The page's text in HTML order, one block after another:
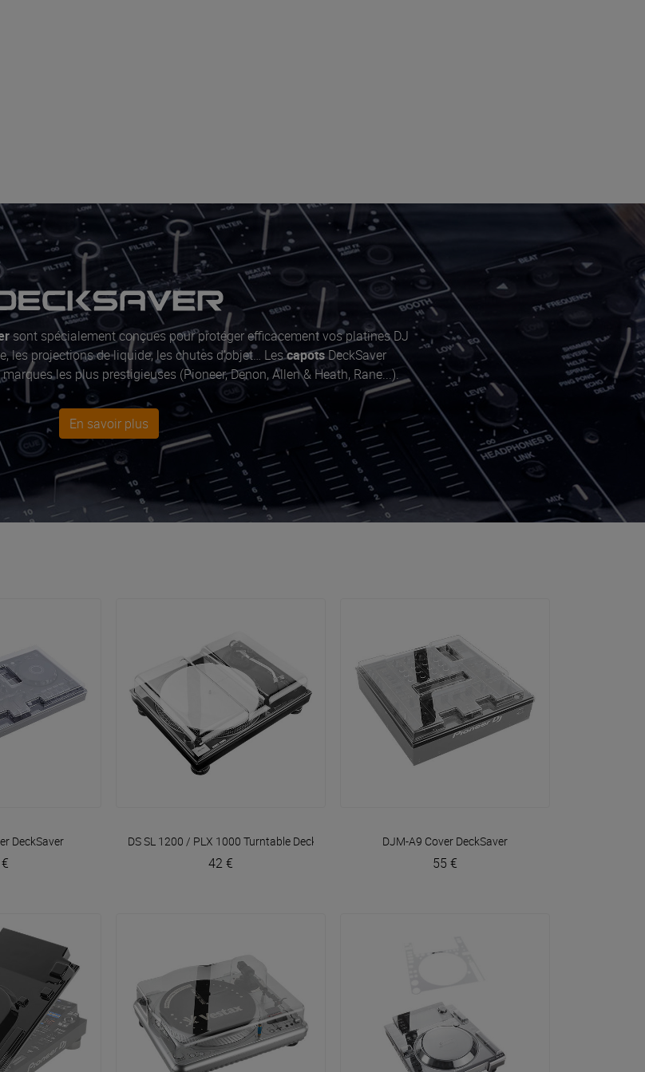
sont spécialement conçues pour protéger efficacement vos platines DJ
les projections de liquide, les chutes d’objet… LescapotsDeckSaver
les plus prestigieuses (Pioneer, Denon, Allen & Heath, Rane...).
En savoir plus
DÉTAIL
DeckSaver VOIR EN DÉTAIL
DS SL 1200 / PLX 1000 Turntable DeckSaver
42 €
VOIR EN DÉTAIL
DJM-A9 Cover DeckSaver
55 €